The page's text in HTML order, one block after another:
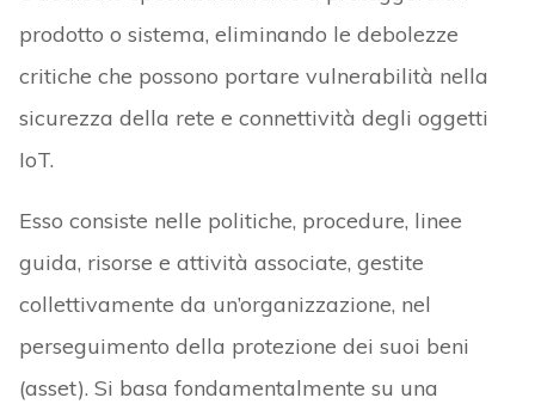
prodotto o sistema, eliminando le debolezze
critiche che possono portare vulnerabilità nella
sicurezza della rete e connettività degli oggetti
IoT.
Esso consiste nelle politiche, procedure, linee
guida, risorse e attività associate, gestite
collettivamente da un’organizzazione, nel
perseguimento della protezione dei suoi beni
(asset). Si basa fondamentalmente su una